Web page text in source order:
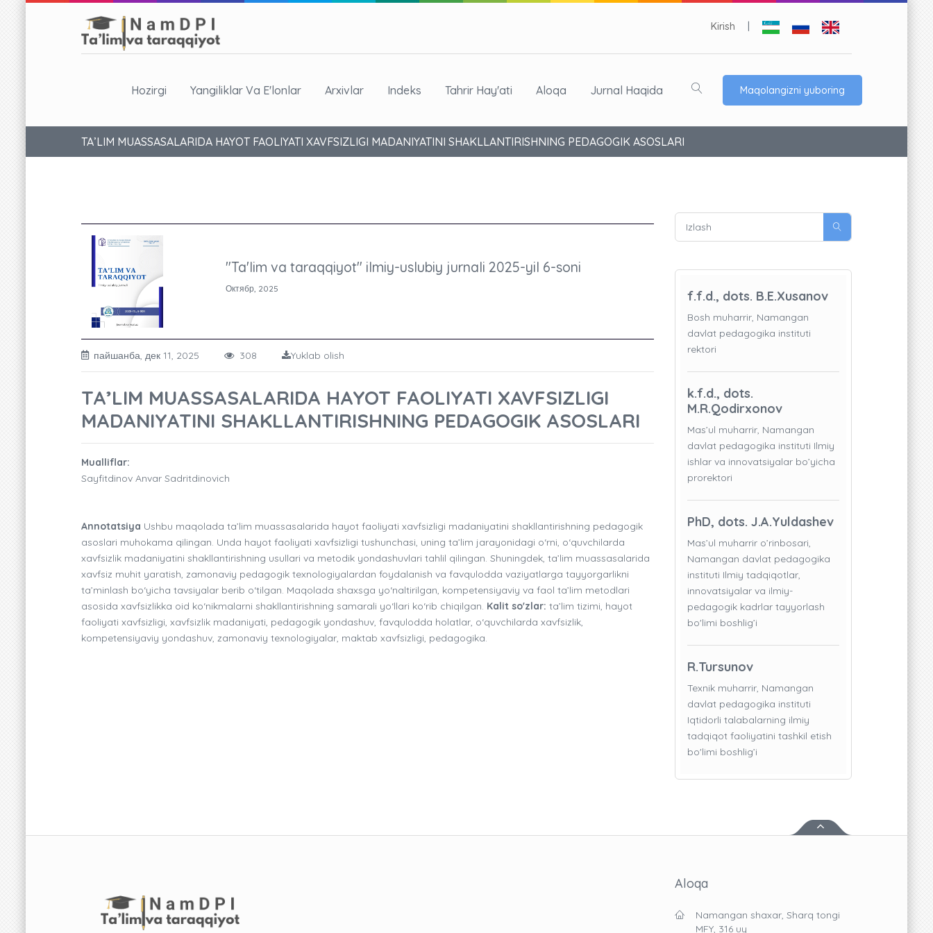
Kirish
Hozirgi Yangiliklar Va E'lonlar Arxivlar Indeks Tahrir Hay'ati Aloqa Jurnal Haqida Maqolangizni yuboring
TA’LIM MUASSASALARIDA HAYOT FAOLIYATI XAVFSIZLIGI MADANIYATINI SHAKLLANTIRISHNING PEDAGOGIK ASOSLARI
"Ta'lim va taraqqiyot" ilmiy-uslubiy jurnali 2025-yil 6-soni
Октябр, 2025
пайшанба, дек 11, 2025 308 Yuklab olish
TA’LIM MUASSASALARIDA HAYOT FAOLIYATI XAVFSIZLIGI
MADANIYATINI SHAKLLANTIRISHNING PEDAGOGIK ASOSLARI
Mualliflar:
Sayfitdinov Anvar Sadritdinovich
Annotatsiya Ushbu maqolada ta’lim muassasalarida hayot faoliyati xavfsizligi madaniyatini shakllantirishning pedagogik
asoslari muhokama qilingan. Unda hayot faoliyati xavfsizligi tushunchasi, uning ta’lim jarayonidagi o‘rni, o‘quvchilarda
xavfsizlik madaniyatini shakllantirishning usullari va metodik yondashuvlari tahlil qilingan. Shuningdek, ta’lim muassasalarida
xavfsiz muhit yaratish, zamonaviy pedagogik texnologiyalardan foydalanish va favqulodda vaziyatlarga tayyorgarlikni
ta’minlash bo‘yicha tavsiyalar berib o‘tilgan. Maqolada shaxsga yo‘naltirilgan, kompetensiyaviy va faol ta’lim metodlari
asosida xavfsizlikka oid ko‘nikmalarni shakllantirishning samarali yo‘llari ko‘rib chiqilgan. Kalit so'zlar: ta’lim tizimi, hayot
faoliyati xavfsizligi, xavfsizlik madaniyati, pedagogik yondashuv, favqulodda holatlar, o‘quvchilarda xavfsizlik,
kompetensiyaviy yondashuv, zamonaviy texnologiyalar, maktab xavfsizligi, pedagogika.
f.f.d., dots. B.E.Xusanov
Bosh muharrir, Namangan
davlat pedagogika instituti
rektori
k.f.d., dots.
M.R.Qodirxonov
Mas’ul muharrir, Namangan
davlat pedagogika instituti Ilmiy
ishlar va innovatsiyalar bo’yicha
prorektori
PhD, dots. J.A.Yuldashev
Mas’ul muharrir o’rinbosari,
Namangan davlat pedagogika
instituti Ilmiy tadqiqotlar,
innovatsiyalar va ilmiy-
pedagogik kadrlar tayyorlash
bo'limi boshlig’i
R.Tursunov
Texnik muharrir, Namangan
davlat pedagogika instituti
Iqtidorli talabalarning ilmiy
tadqiqot faoliyatini tashkil etish
bo'limi boshlig’i
Aloqa
Namangan shaxar, Sharq tongi
MFY, 316 uy